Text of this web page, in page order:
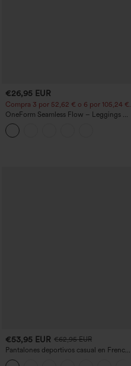
€26,95 EUR
Compra 3 por 52,62 € o 6 por 105,24 €.
OneForm Seamless Flow – Leggings de
yoga sin costuras, tiro medio, control de
abdomen y realce de glúteos
€53,95 EUR €62,95 EUR
Pantalones deportivos casual en French
terry con estampado denim, tiro medio,